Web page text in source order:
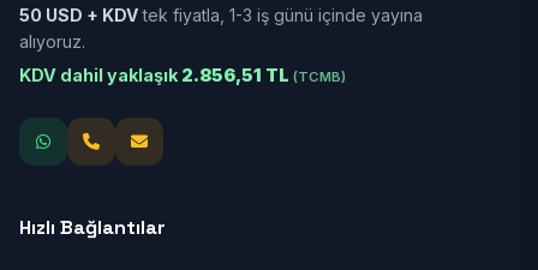
50 USD + KDVtek fiyatla, 1-3 iş günü içinde yayına
alıyoruz.
KDV dahil yaklaşık 2.856,51 TL (TCMB)
Hızlı Bağlantılar